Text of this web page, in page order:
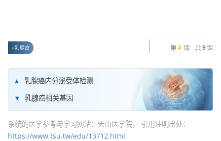
乳腺癌 第 4 课 - 共9课
乳腺癌内分泌受体检测
乳腺癌相关基因
系统的医学参考与学习网站：天山医学院， 引用注明出处：
https://www.tsu.tw/edu/13712.html